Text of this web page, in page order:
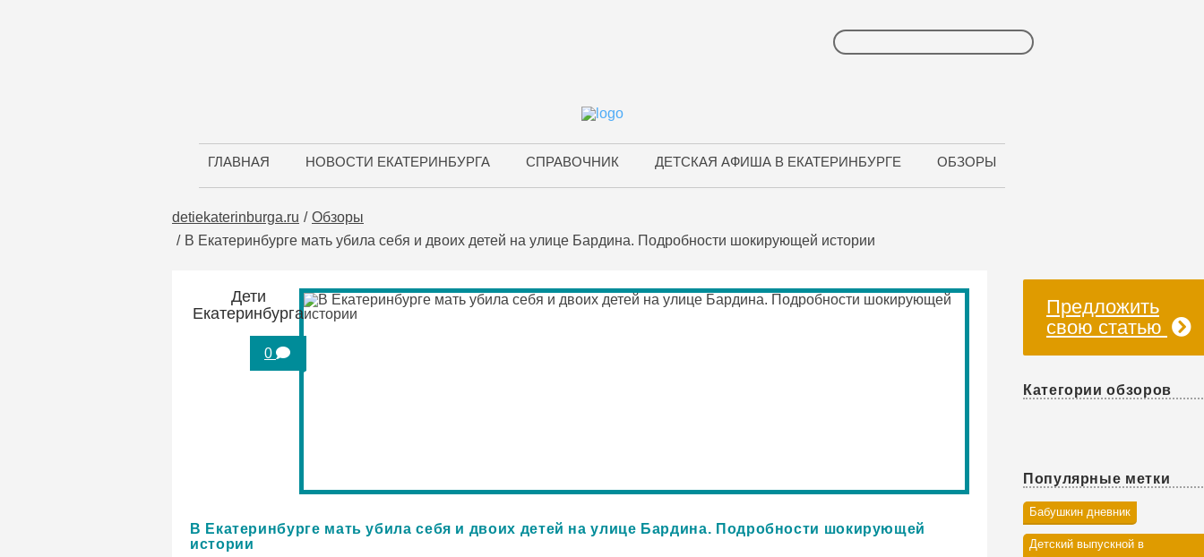
ГЛАВНАЯ НОВОСТИ ЕКАТЕРИНБУРГА СПРАВОЧНИК ДЕТСКАЯ АФИША В ЕКАТЕРИНБУРГЕ ОБЗОРЫ
detiekaterinburga.ru
Обзоры
В Екатеринбурге мать убила себя и двоих детей на улице Бардина. Подробности шокирующей истории
Дети
Екатеринбурга
0
В Екатеринбурге мать убила себя и двоих детей на улице Бардина. Подробности шокирующей
истории
Предложить
свою статью
Категории обзоров
Популярные метки
Бабушкин дневник
Детский выпускной в